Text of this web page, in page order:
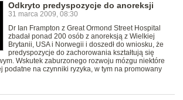
Odkryto predyspozycje do anoreksji
31 marca 2009, 08:30
Dr Ian Frampton z Great Ormond Street Hospital
zbadał ponad 200 osób z anoreksją z Wielkiej
Brytanii, USA i Norwegii i doszedł do wniosku, że
predyspozycje do zachorowania kształtują się
Wskutek zaburzonego rozwoju mózgu niektóre
podatne na czynniki ryzyka, w tym na promowany